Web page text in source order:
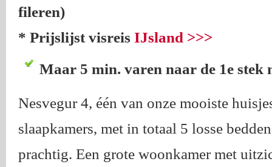
fileren)
* Prijslijst visreis IJsland >>>
Maar 5 min. varen naar de 1e stek
Nesvegur 4, één van onze mooiste
slaapkamers, met in totaal 5 losse
prachtig. Een grote woonkamer met